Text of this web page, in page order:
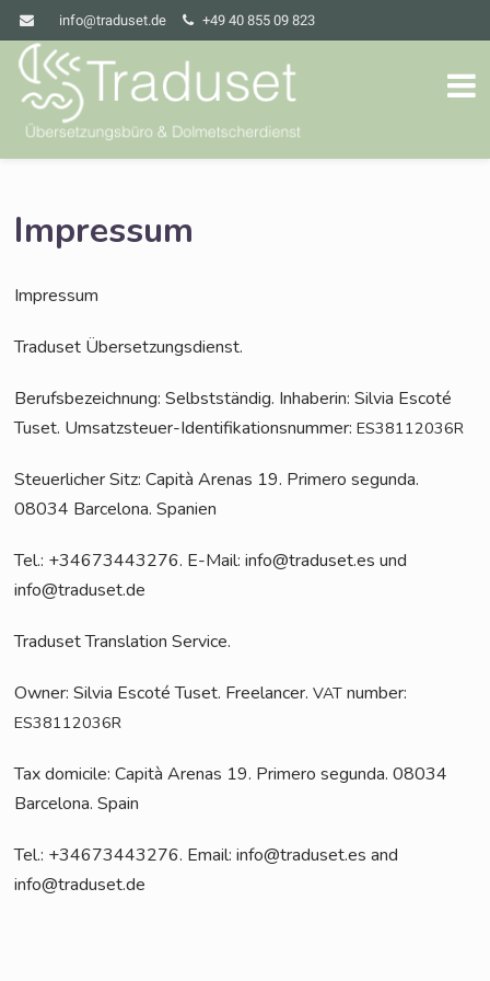
info@traduset.de +49 40 855 09 823
Impressum
Impres­sum
Tra­du­set Übersetzungsdienst.
Berufs­be­zeich­nung: Selbst­stän­dig. Inha­be­rin: Sil­via Esco­té
Tuset. Umsatz­steu­er-Iden­ti­fi­ka­ti­ons­num­mer:ES38112036R
Steu­er­li­cher Sitz: Capi­tà Are­nas 19. Pri­me­ro segun­da.
08034 Bar­ce­lo­na. Spanien
Tel.: +34673443276. E-Mail: info@traduset.es und
info@traduset.de
Tra­du­set Trans­la­ti­on Service.
Owner: Sil­via Esco­té Tuset. Free­lan­cer.VAT num­ber:
ES38112036R
Tax domic­i­le: Capi­tà Are­nas 19. Pri­me­ro segun­da. 08034
Bar­ce­lo­na. Spain
Tel.: +34673443276. Email: info@traduset.es and
info@traduset.de